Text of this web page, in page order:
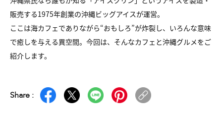
販売する1975年創業の沖縄ビッグアイスが運営。
ここは海カフェでありながら“おもしろ”が炸裂し、いろんな意味
で癒しを与える異空間。今回は、そんなカフェと沖縄グルメをご
紹介します。
Share :